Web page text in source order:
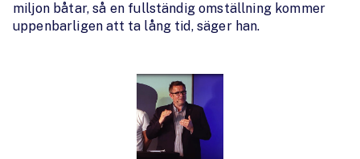
miljon båtar, så en fullständig omställning kommer
uppenbarligen att ta lång tid, säger han.